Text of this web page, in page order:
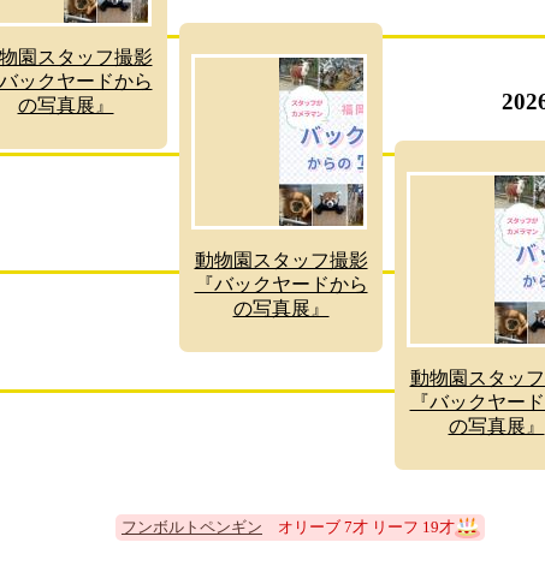
園スタッフ撮影
バックヤードから
の写真展』
動物園スタッフ撮影
『バックヤードから
の写真展』
動物園スタッ
『バックヤー
の写真展』
フンボルトペンギン オリーブ 7才 リーフ 19才